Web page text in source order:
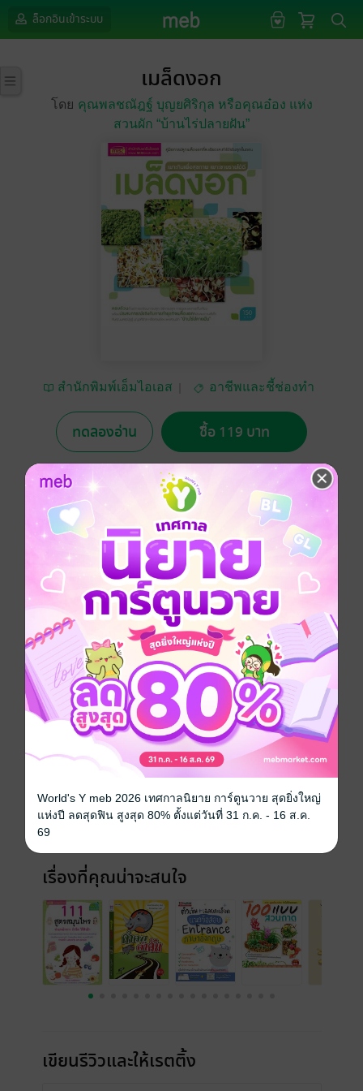
ล็อกอินเข้าระบบ
เมล็ดงอก
โดย คุณพลชณัฎฐ์ บุญยศิริกุล หรือคุณอ๋อง แห่ง
สวนผัก “บ้านไร่ปลายฝัน”
สำนักพิมพ์เอ็มไอเอส
อาชีพและชี้ช่องทำ
ทดลองอ่าน ซื้อ 119 บาท
No Rating
อยากได้ ซื้อเป็นของขวัญ ติดตาม แชร์
คู่มือการปลูกเมล็ดงอกที่ละเอียด และทำได้จริงทุกขั้นตอน
ทั้งการเพาะกินเพื่อสุขภาพ เพาะขายเพื่อรายได้งาม สอน
ตั้งแต่การเตรียมการปลูก วิธีการปลูก การดูแล และการ
เก็บเกี่ยว พร้อมประสบการณ์จริงกับการทำธุรกิจเมล็ดงอก
ที่ประสบความสำเร็จของคุณอ๋องแห่งสวนผักบ้านไร่ปลาย
ฝัน
ประเภทไฟล์ pdf
ความยาว 166 หน้า
ราคาปก
เรื่องที่คุณน่าจะสนใจ
เขียนรีวิวและให้เรตติ้ง
World's Y meb 2026 เทศกาลนิยาย การ์ตูนวาย สุดยิ่งใหญ่
แห่งปี ลดสุดฟิน สูงสุด 80% ตั้งแต่วันที่ 31 ก.ค. - 16 ส.ค.
69